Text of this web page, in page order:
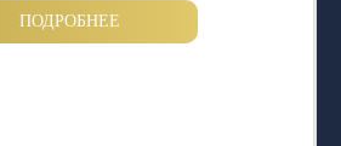
ПОДРОБНЕЕ